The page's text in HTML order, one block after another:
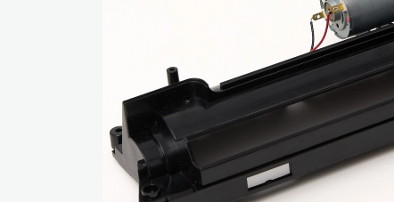
FILTERIX — Запчасти,